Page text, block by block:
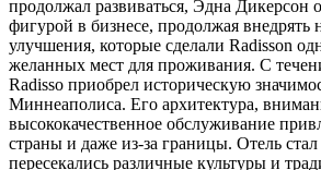
продолжал развиваться, Эдна Дикерсон
фигурой в бизнесе, продолжая внедрять
улучшения, которые сделали Radisson
желанных мест для проживания. С
Radisso приобрел историческую
Миннеаполиса. Его архитектура,
высококачественное обслуживание
страны и даже из-за границы. Отель стал
пересекались различные культуры и